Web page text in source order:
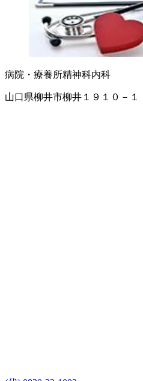
病院・療養所精神科内科
山口県柳井市柳井１９１０－１